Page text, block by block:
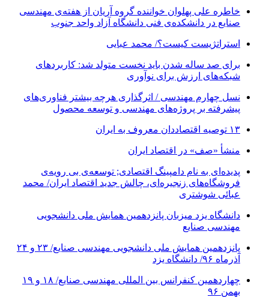
خاطره علی پهلوان خواننده گروه آریان از هفته‌ی مهندسی
صنایع در دانشکده‌ی فنی دانشگاه آزاد واحد جنوب
استراتژیست کیست؟‬/ محمد عبایی
برای صد ساله شدن باید نخست متولد شد: کاربردهای
شبکه‌های ارزش برای نوآوری
نسل چهارم مهندسی / اثرگذاری هرچه بیشتر فناوری‌های
پیشرفته بر پروژه‌های مهندسی و توسعه محصول
۱۳ توصیه اقتصاددان معروف به ایران
منشأ «صف» در اقتصاد ایران
پدیده‌ای به نام دامپینگ اقتصادی; توسعه‌ی بی رویه‌ی
فروشگاه‌های زنجیره‌ای، چالش جدید اقتصاد ایران/ محمد
عبائی شوشتری
دانشگاه یزد میزبان پانزدهمین همایش ملی دانشجویی
مهندسی صنایع
پانزدهمین همایش ملی دانشجویی مهندسی صنایع/ ۲۳ و ۲۴
آذرماه ۹۶/ دانشگاه یزد
چهاردهمین کنفرانس بین المللی مهندسی صنایع/ ۱۸ و ۱۹
بهمن ۹۶